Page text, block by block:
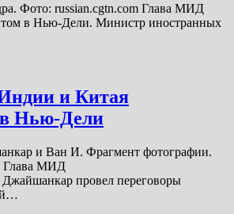
Фото: russian.cgtn.com Глава МИД
в Нью-Дели. Министр иностранных
и Китая
в Нью-Дели
и Ван И. Фрагмент фотографии.
Глава МИД
провел переговоры